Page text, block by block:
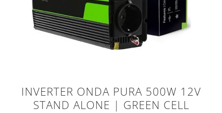
INVERTER ONDA PURA 500W 12V
STAND ALONE | GREEN CELL